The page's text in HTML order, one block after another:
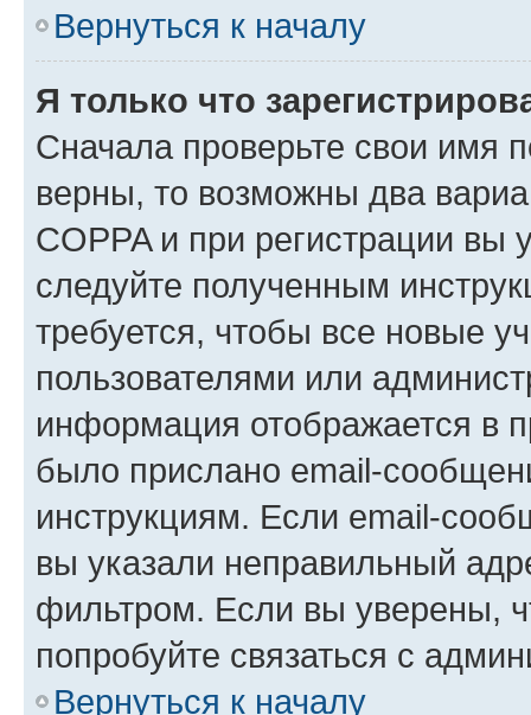
Вернуться к началу
Я только что
Сначала проверьте свои имя
верны, то возможны два
COPPA и при регистрации вы
следуйте полученным
требуется, чтобы все новые
пользователями или
информация отображается в
было прислано email-
инструкциям. Если email-
вы указали неправильный
фильтром. Если вы уверены,
попробуйте связаться с
Вернуться к началу